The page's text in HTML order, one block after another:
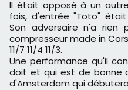
Il était opposé à un
fois, d'entrée "Toto"
Son adversaire n'a
compresseur made in
11/7 11/4 11/3.
Une performance qu'il
doit et qui est de bonne
d'Amsterdam qui débutera